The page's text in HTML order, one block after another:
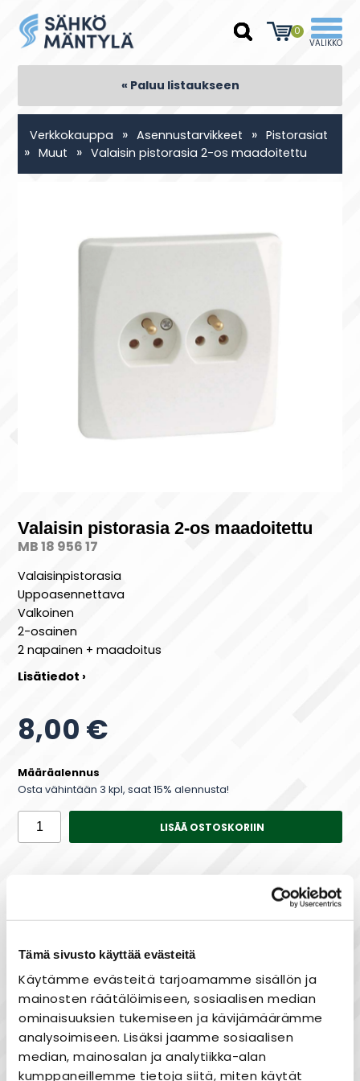
Tämä sivusto käyttää evästeitä
Käytämme evästeitä tarjoamamme sisällön ja
mainosten räätälöimiseen, sosiaalisen median
ominaisuuksien tukemiseen ja kävijämäärämme
analysoimiseen. Lisäksi jaamme sosiaalisen
median, mainosalan ja analytiikka-alan
kumppaneillemme tietoja siitä, miten käytät
0
« Paluu listaukseen
Verkkokauppa » Asennustarvikkeet » Pistorasiat
» Muut » Valaisin pistorasia 2-os maadoitettu
Valaisin pistorasia 2-os maadoitettu
MB 18 956 17
Valaisinpistorasia
Uppoasennettava
Valkoinen
2-osainen
2 napainen + maadoitus
Lisätiedot ›
8,00 €
Määräalennus
Osta vähintään 3 kpl, saat 15% alennusta!
LISÄÄ OSTOSKORIIN
Maksa joustavasti osissa!
Nopea toimitus